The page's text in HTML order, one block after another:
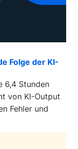
Folge der KI-
6,4 Stunden
von KI-Output
Fehler und